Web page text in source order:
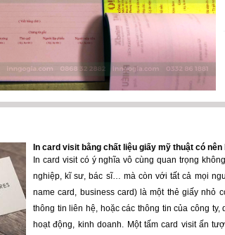
In card visit bằng chất liệu giấy mỹ thuật có nên
In card visit có ý nghĩa vô cùng quan trọng
nghiệp, kĩ sư, bác sĩ… mà còn với tất cả mọi
name card, business card) là một thẻ giấy nhỏ
thông tin liên hệ, hoặc các thông tin của công
hoạt động, kinh doanh. Một tấm card visit ấn